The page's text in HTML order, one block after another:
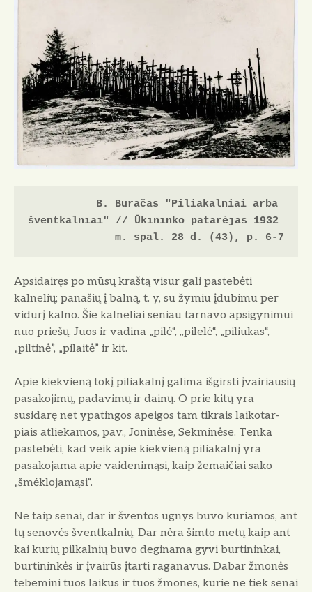
B. Buračas "Piliakalniai arba
šventkalniai" // Ūkininko patarėjas 1932
m. spal. 28 d. (43), p. 6-7
Apsidairęs po mūsų kraštą visur gali pastebėti
kalnelių; panašių į balną, t. y, su žymiu įdubimu per
vidurį kalno. Šie kalneliai seniau tarnavo apsigynimui
nuo priešų. Juos ir vadina „pilė“, ,,pilelė“, „piliukas“,
„piltinė”, „pilaitė” ir kit.
Apie kiekvieną tokį piliakalnį galima išgirsti įvairiausių
pasakojimų, padavimų ir dainų. O prie kitų yra
susidarę net ypatingos apeigos tam tikrais laikotar­
piais atliekamos, pav., Joninėse, Sekmi­nėse. Tenka
pastebėti, kad veik apie kiekvieną piliakalnį yra
pasakojama apie vaidenimąsi, kaip žemaičiai sako
„šmėklojamąsi“.
Ne taip senai, dar ir šventos ugnys buvo kuriamos, ant
tų senovės šventkalnių. Dar nėra šimto metų kaip ant
kai kurių pilkalnių buvo deginama gyvi burtinin­kai,
burtininkės ir įvairūs įtarti ragana­vus. Dabar žmonės
tebemini tuos lai­kus ir tuos žmones, kurie ne tiek senai